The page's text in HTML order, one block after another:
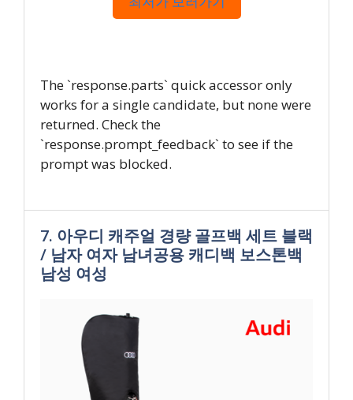
The `response.parts` quick accessor only
works for a single candidate, but none were
returned. Check the
`response.prompt_feedback` to see if the
prompt was blocked.
7. 아우디 캐주얼 경량 골프백 세트 블랙
/ 남자 여자 남녀공용 캐디백 보스톤백
남성 여성